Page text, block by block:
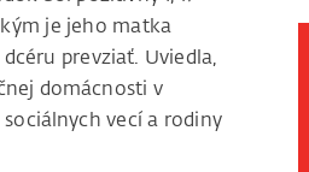
je jeho matka
prevziať. Uviedla,
domácnosti v
vecí a rodiny